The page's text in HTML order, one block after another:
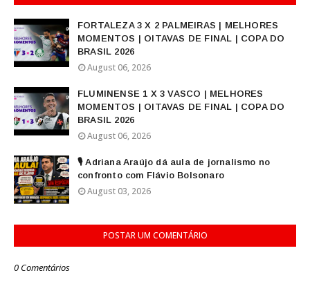
FORTALEZA 3 X 2 PALMEIRAS | MELHORES
MOMENTOS | OITAVAS DE FINAL | COPA DO
BRASIL 2026
August 06, 2026
FLUMINENSE 1 X 3 VASCO | MELHORES
MOMENTOS | OITAVAS DE FINAL | COPA DO
BRASIL 2026
August 06, 2026
🎙️ Adriana Araújo dá aula de jornalismo no
confronto com Flávio Bolsonaro
August 03, 2026
POSTAR UM COMENTÁRIO
0 Comentários